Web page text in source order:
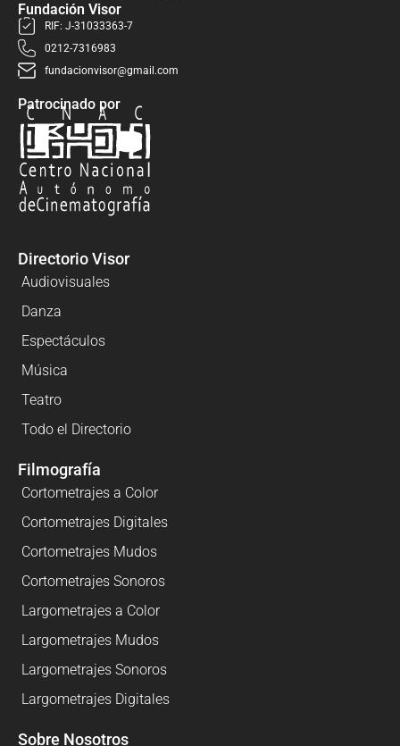
Fundación Visor
RIF: J-31033363-7
0212-7316983
fundacionvisor@gmail.com
Patrocinado por
Directorio Visor
Audiovisuales
Danza
Espectáculos
Música
Teatro
Todo el Directorio
Filmografía
Cortometrajes a Color
Cortometrajes Digitales
Cortometrajes Mudos
Cortometrajes Sonoros
Largometrajes a Color
Largometrajes Mudos
Largometrajes Sonoros
Largometrajes Digitales
Sobre Nosotros